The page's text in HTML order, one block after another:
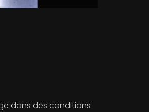
dans des conditions